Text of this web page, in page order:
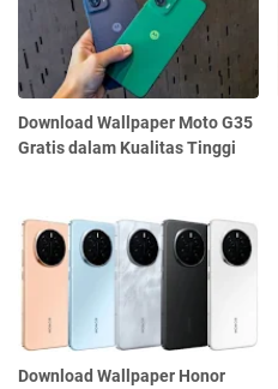
Download Wallpaper Moto G35
Gratis dalam Kualitas Tinggi
Download Wallpaper Honor